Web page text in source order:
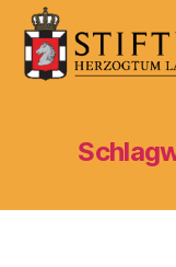
Stiftung
Herzogtum